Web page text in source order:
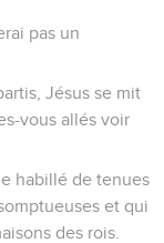
pas un
Jésus se mit
vous allés voir
habillé de tenues
et qui
des rois.